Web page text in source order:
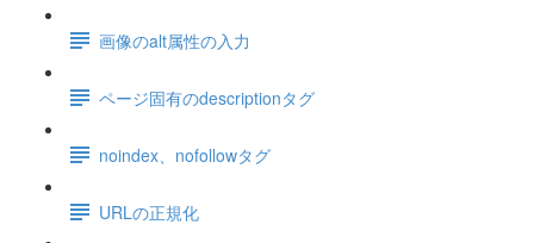
画像のalt属性の入力
ページ固有のdescriptionタグ
noindex、nofollowタグ
URLの正規化